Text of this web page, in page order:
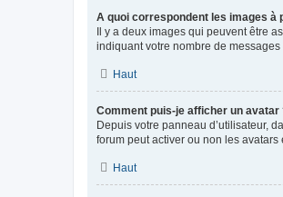
A quoi correspondent les images à
Il y a deux images qui peuvent être
indiquant votre nombre de
Haut
Comment puis-je afficher un avatar
Depuis votre panneau d’utilisateur,
forum peut activer ou non les
Haut